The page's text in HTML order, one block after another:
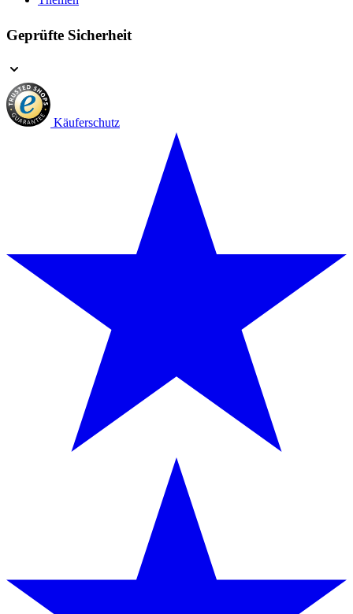
Geprüfte Sicherheit
Käuferschutz